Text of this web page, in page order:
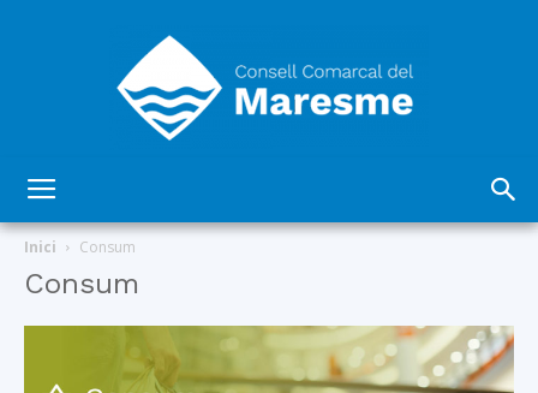
Inici Consum
Consum